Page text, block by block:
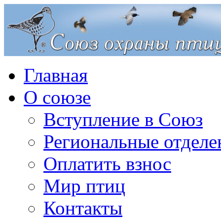
Главная
О союзе
Вступление в Союз
Региональные
Оплатить взнос
Мир птиц
Контакты